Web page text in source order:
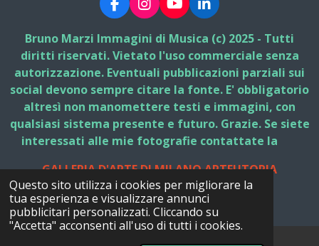
Questo sito utilizza i cookies per migliorare la
tua esperienza e visualizzare annunci
pubblicitari personalizzati. Cliccando su
"Accetta" acconsenti all'uso di tutti i cookies.
F
a
c
e
b
o
o
k
I
n
s
t
a
g
r
a
m
Y
o
u
T
u
b
e
L
i
n
k
e
d
I
n
Bruno Marzi Immagini di Musica (c) 2025 - Tutti
diritti riservati. Vietato l'uso commerciale senza
autorizzazione. Eventuali pubblicazioni parziali sui
social devono sempre citare la fonte. E' obbligatorio
altresì non manomettere testi e immagini, con
qualsiasi sistema presente e futuro. Grazie. Se siete
interessati alle mie fotografie contattate la
GALLERIA D'ARTE DI MILANO ARTEUTOPIA
© 2025 - 2026 Bruno Marzi Immagini di Musica
Fornito daWebador